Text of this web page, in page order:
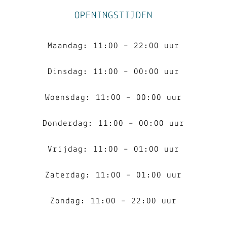
OPENINGSTIJDEN
Maandag: 11:00 – 22:00 uur
Dinsdag: 11:00 – 00:00 uur
Woensdag: 11:00 – 00:00 uur
Donderdag: 11:00 – 00:00 uur
Vrijdag: 11:00 – 01:00 uur
Zaterdag: 11:00 – 01:00 uur
Zondag: 11:00 – 22:00 uur